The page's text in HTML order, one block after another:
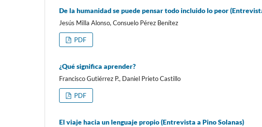
De la humanidad se puede pensar todo incluido lo peor
Jesús Milla Alonso, Consuelo Pérez Benítez
PDF
¿Qué significa aprender?
Francisco Gutiérrez P., Daniel Prieto Castillo
PDF
El viaje hacia un lenguaje propio (Entrevista a Pino Solanas)